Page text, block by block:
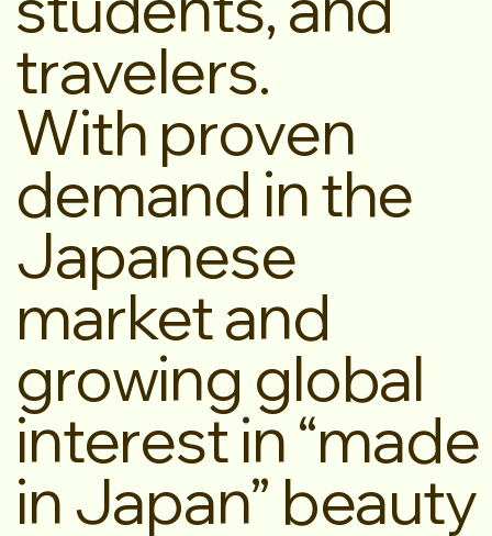
travelers.
With proven
demand in the
Japanese
market and
growing global
interest in “made
in Japan” beauty